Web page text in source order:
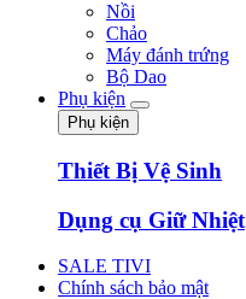
Nồi
Chảo
Máy đánh trứng
Bộ Dao
Phụ kiện
Phụ kiện
Thiết Bị Vệ Sinh
Dụng cụ Giữ Nhiệt
SALE TIVI
Chính sách bảo mật